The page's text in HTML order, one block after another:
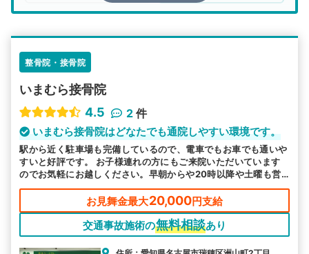
その他の検索方法
駅から探す 院名から探す
整骨院・接骨院
いまむら接骨院
4.5
2 件
いまむら接骨院はどなたでも通院しやすい環境です。
駅から近く駐車場も完備しているので、電車でもお車でも通いや
すいと好評です。 お子様連れの方にもご来院いただいています
のでお気軽にお越しください。早朝からや20時以降や土曜も営
業していますので忙しい方もご都合よい時にお越しいただけるの
お見舞金最大20,000円支給
交通事故施術の無料相談あり